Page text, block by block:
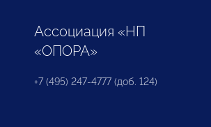
Ассоциация «НП
«ОПОРА»
+7 (495) 247-4777 (доб. 124)